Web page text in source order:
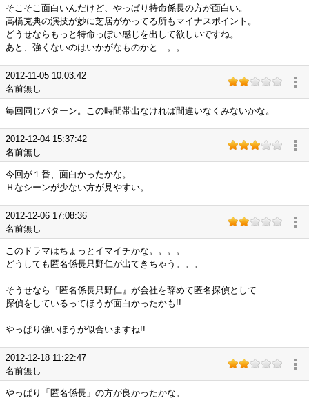
そこそこ面白いんだけど、やっぱり特命係長の方が面白い。
高橋克典の演技が妙に芝居がかってる所もマイナスポイント。
どうせならもっと特命っぽい感じを出して欲しいですね。
あと、強くないのはいかがなものかと…。。
2012-11-05 10:03:42
名前無し
毎回同じパターン。この時間帯出なければ間違いなくみないかな。
2012-12-04 15:37:42
名前無し
今回が１番、面白かったかな。
Ｈなシーンが少ない方が見やすい。
2012-12-06 17:08:36
名前無し
このドラマはちょっとイマイチかな。。。。
どうしても匿名係長只野仁が出てきちゃう。。。
そうせなら『匿名係長只野仁』が会社を辞めて匿名探偵として
探偵をしているってほうが面白かったかも!!
やっぱり強いほうが似合いますね!!
2012-12-18 11:22:47
名前無し
やっぱり「匿名係長」の方が良かったかな。